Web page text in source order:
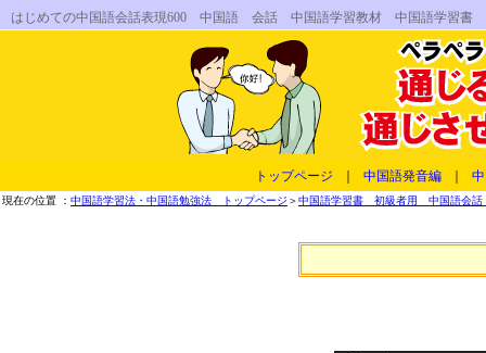
はじめての中国語会話表現600 中国語 会話 中国語学習教材 中国語学習
トップページ 中国語発音編
現在の位置 ： 中国語学習法・中国語勉強法 トップページ ＞中国語学習書 初級者用 中国語会話